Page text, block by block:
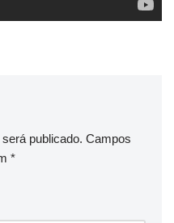
publicado. Campos
*